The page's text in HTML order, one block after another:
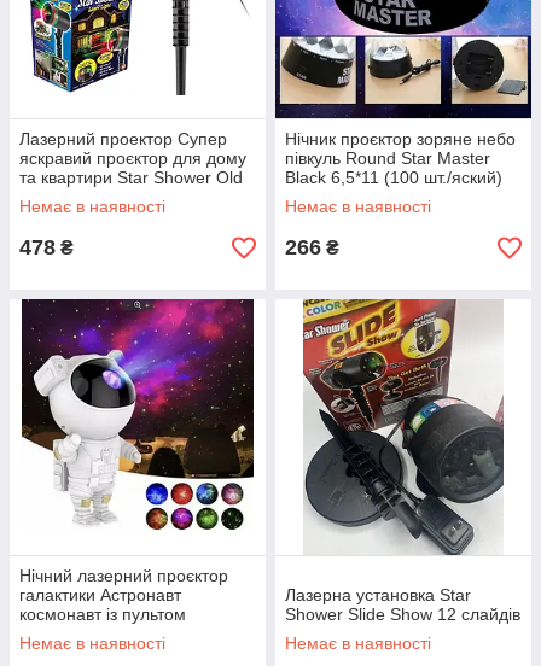
Лазерний проектор Супер
яскравий проєктор для дому
та квартири Star Shower Old
Starry. Супер Ціна
Немає в наявності
478 ₴
Нічник проєктор зоряне небо
півкуль Round Star Master
Black 6,5*11 (100 шт./яский)
Немає в наявності
266 ₴
Нічний лазерний проєктор
галактики Астронавт
космонавт із пультом
Немає в наявності
Лазерна установка Star
Shower Slide Show 12 слайдів
Немає в наявності